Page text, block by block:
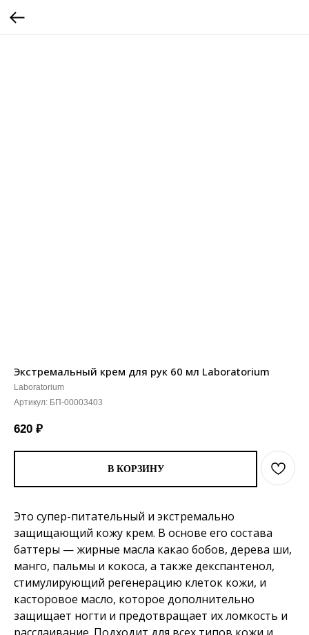
Экстремальный крем для рук 60 мл Laboratorium
Laboratorium
Артикул: БП-00003403
620 ₽
В КОРЗИНУ
Это супер-питательный и экстремально
защищающий кожу крем. В основе его состава
баттеры — жирные масла какао бобов, дерева ши,
манго, пальмы и кокоса, а также декспантенол,
стимулирующий регенерацию клеток кожи, и
касторовое масло, которое дополнительно
защищает ногти и предотвращает их ломкость и